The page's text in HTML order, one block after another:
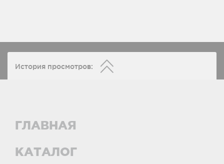
История просмотров:
ГЛАВНАЯ
КАТАЛОГ